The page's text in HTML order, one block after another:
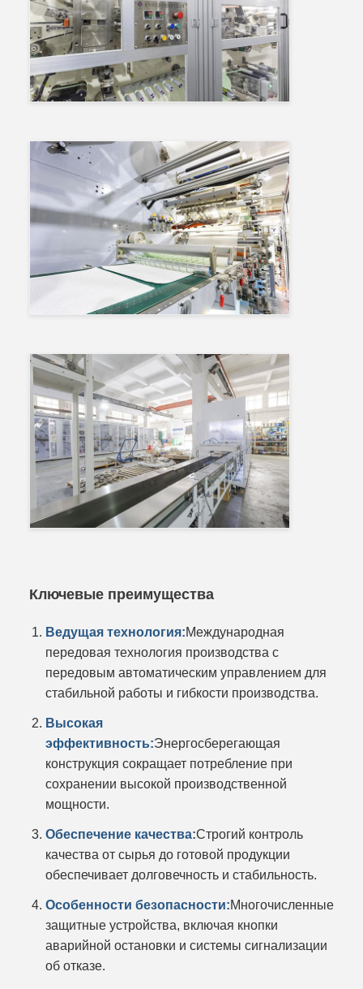
Ключевые преимущества
Ведущая технология:Международная
передовая технология производства с
передовым автоматическим управлением для
стабильной работы и гибкости производства.
Высокая
эффективность:Энергосберегающая
конструкция сокращает потребление при
сохранении высокой производственной
мощности.
Обеспечение качества:Строгий контроль
качества от сырья до готовой продукции
обеспечивает долговечность и стабильность.
Особенности безопасности:Многочисленные
защитные устройства, включая кнопки
аварийной остановки и системы сигнализации
об отказе.